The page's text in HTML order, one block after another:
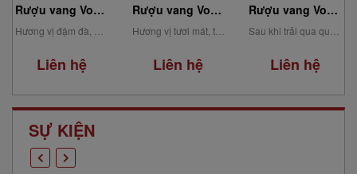
Rượu vang Votiva Taurasi DOCG Riserva
Liên hệ
Rượu vang Votiva Irpinia Bianco DOC
Hương vị tươi mát, thanh tao với dư vị khoáng chất tinh tế là ấn tượng...
Liên hệ
Rượu vang Votiva Campi Taurasini DOC
Liên hệ
SỰ KIỆN